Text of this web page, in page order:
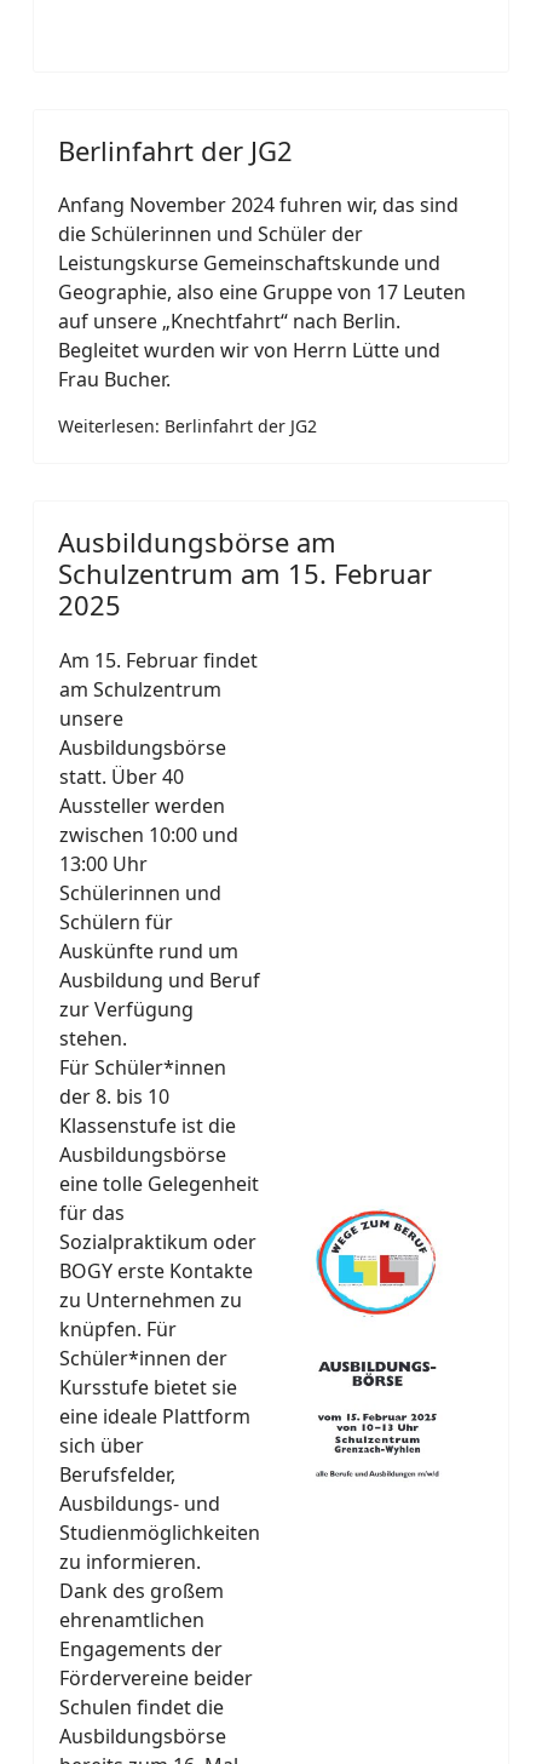
Berlinfahrt der JG2
Anfang November 2024 fuhren wir, das sind
die Schülerinnen und Schüler der
Leistungskurse Gemeinschaftskunde und
Geographie, also eine Gruppe von 17 Leuten
auf unsere „Knechtfahrt“ nach Berlin.
Begleitet wurden wir von Herrn Lütte und
Frau Bucher.
Weiterlesen: Berlinfahrt der JG2
Ausbildungsbörse am
Schulzentrum am 15. Februar
2025
Am 15. Februar findet
am Schulzentrum
unsere
Ausbildungsbörse
statt. Über 40
Aussteller werden
zwischen 10:00 und
13:00 Uhr
Schülerinnen und
Schülern für
Auskünfte rund um
Ausbildung und Beruf
zur Verfügung
stehen.
Für Schüler*innen
der 8. bis 10
Klassenstufe ist die
Ausbildungsbörse
eine tolle Gelegenheit
für das
Sozialpraktikum oder
BOGY erste Kontakte
zu Unternehmen zu
knüpfen. Für
Schüler*innen der
Kursstufe bietet sie
eine ideale Plattform
sich über
Berufsfelder,
Ausbildungs- und
Studienmöglichkeiten
zu informieren.
Dank des großem
ehrenamtlichen
Engagements der
Fördervereine beider
Schulen findet die
Ausbildungsbörse